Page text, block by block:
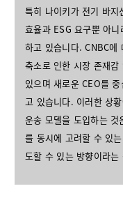
특히 나이키가 전기 바
효율과 ESG 요구뿐 아
하고 있습니다. CNBC에
축소로 인한 시장 존재
있으며 새로운 CEO를
고 있습니다. 이러한 상
운송 모델을 도입하는
를 동시에 고려할 수 있
도할 수 있는 방향이라